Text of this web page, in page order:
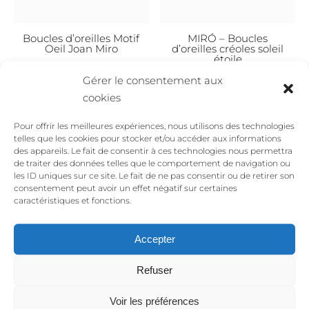
Gérer le consentement aux
cookies
Pour offrir les meilleures expériences, nous utilisons des technologies
telles que les cookies pour stocker et/ou accéder aux informations
des appareils. Le fait de consentir à ces technologies nous permettra
de traiter des données telles que le comportement de navigation ou
les ID uniques sur ce site. Le fait de ne pas consentir ou de retirer son
consentement peut avoir un effet négatif sur certaines
caractéristiques et fonctions.
Accepter
Refuser
Voir les préférences
Boucles d’oreilles Motif
Oeil Joan Miro
Le
prix
était :
49,00€.
45,00€Le
est :
45,00€.
MIRÓ – Boucles
d’oreilles créoles soleil
étoile
49,00€
initial
était :
49,00€.
Le
actuel
est :
Promo ! Promo !
39,00